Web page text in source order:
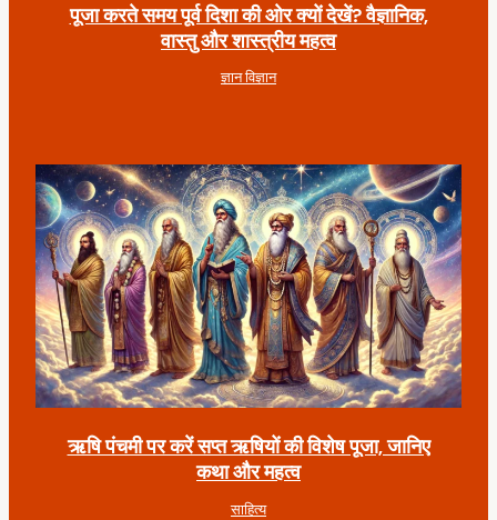
पूजा करते समय पूर्व दिशा की ओर क्यों देखें? वैज्ञानिक,
वास्तु और शास्त्रीय महत्व
ज्ञान विज्ञान
ऋषि पंचमी पर करें सप्त ऋषियों की विशेष पूजा, जानिए
कथा और महत्व
साहित्य